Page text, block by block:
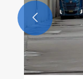
